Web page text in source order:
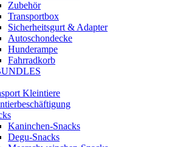
Zubehör
Transportbox
Sicherheitsgurt & Adapter
Autoschondecke
Hunderampe
Fahrradkorb
Kleintiere
Kaninchen-Snacks
Degu-Snacks